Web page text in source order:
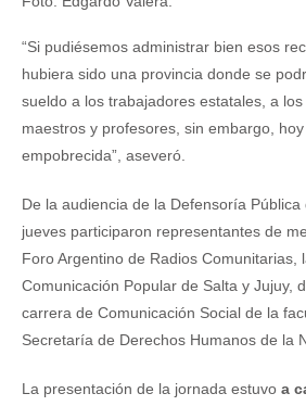
“Si pudiésemos administrar bien esos
hubiera sido una provincia donde se
sueldo a los trabajadores estatales, a
maestros y profesores, sin embargo,
empobrecida”, aseveró.
De la audiencia de la Defensoría
jueves participaron representantes de
Foro Argentino de Radios Comunitarias,
Comunicación Popular de Salta y Jujuy,
carrera de Comunicación Social de la
Secretaría de Derechos Humanos de la
La presentación de la jornada estuvo a